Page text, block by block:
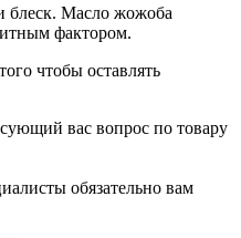
блеск. Масло жожоба
фактором.
чтобы оставлять
вас вопрос по товару
обязательно вам